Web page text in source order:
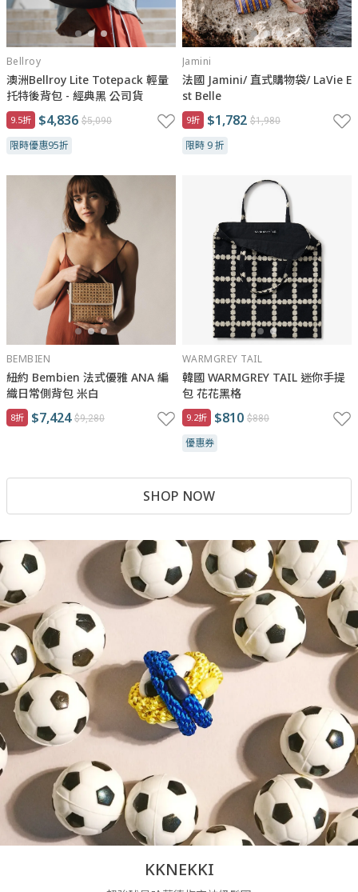
Bellroy
澳洲Bellroy Lite Totepack 輕量
托特後背包 - 經典黑 公司貨
9.5折 $4,836 $5,090
限時優惠95折
Jamini
法國 Jamini/ 直式購物袋/ LaVie E
st Belle
9折 $1,782 $1,980
限時 9 折
BEMBIEN
紐約 Bembien 法式優雅 ANA 編
織日常側背包 米白
8折 $7,424 $9,280
WARMGREY TAIL
韓國 WARMGREY TAIL 迷你手提
包 花花黑格
9.2折 $810 $880
優惠券
SHOP NOW
KKNEKKI